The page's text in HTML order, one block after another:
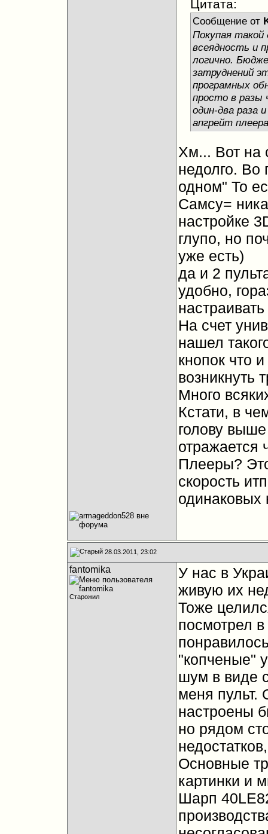
Цитата:
Сообщение от
Покупая такой
всеядность и
логично.
затруднений
програмных
просто в разы
один-два раза
апгрейт
Хм... Вот на
недолго. Во
одном" То
Самсу=
настройке
глупо, но
уже есть)
да и 2
удобно,
На счет
нашел
кнопок что
возникнуть
Много
Кстати, в
голову
отражается
Плееры?
скорость
одинаковых
28.03.2011, 23:02
fantomika
Старожил
У нас в
живую их
Тоже
посмотрел
"копченые"
шум в виде
меня пульт.
настроены
но рядом
Основные
картинки и
Шарп